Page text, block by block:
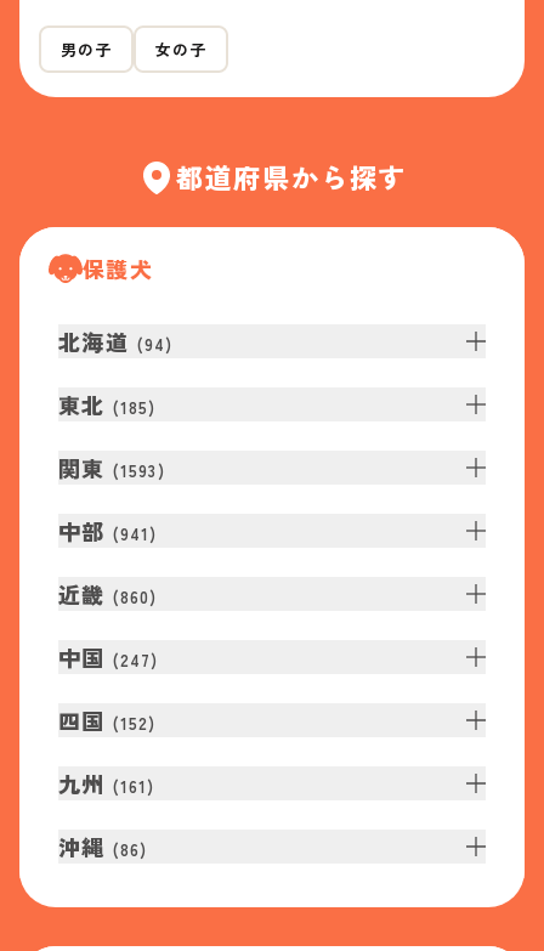
男の子 女の子
都道府県から探す
保護犬
北海道 (94)
東北 (185)
関東 (1593 )
中部 (941 )
近畿 (860)
中国 (247)
四国 (152)
九州 (161 )
沖縄 (86)